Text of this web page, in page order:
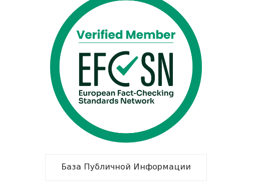
База Публичной Информации